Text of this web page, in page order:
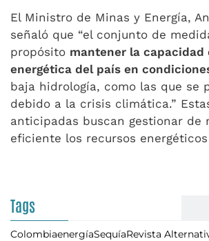
El Ministro de Minas y Energía,
señaló que “el conjunto de
propósito mantener la capacidad
energética del país en
baja hidrología, como las que se
debido a la crisis climática.”
anticipadas buscan gestionar de
eficiente los recursos
Tags
ColombiaenergíaSequíaRevista